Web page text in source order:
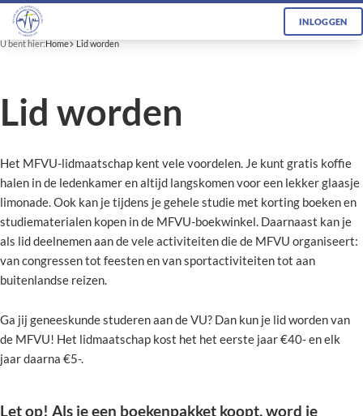
INLOGGEN
U bent hier:Home Lid worden
Lid worden
Het MFVU-lidmaatschap kent vele voordelen. Je kunt gratis koffie
halen in de ledenkamer en altijd langskomen voor een lekker glaasje
limonade. Ook kan je tijdens je gehele studie met korting boeken en
studiematerialen kopen in de MFVU-boekwinkel. Daarnaast kan je
als lid deelnemen aan de vele activiteiten die de MFVU organiseert:
van congressen tot feesten en van sportactiviteiten tot aan
buitenlandse reizen.
Ga jij geneeskunde studeren aan de VU? Dan kun je lid worden van
de MFVU! Het lidmaatschap kost het het eerste jaar €40- en elk
jaar daarna €5-.
Let op! Als je een boekenpakket koopt, word je